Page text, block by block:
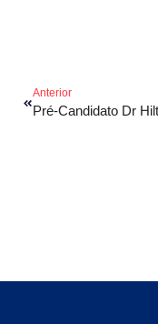
Anterior